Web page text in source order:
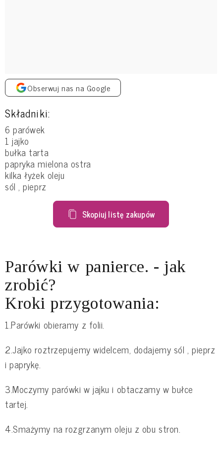
Obserwuj nas na Google
Składniki:
6 parówek
1 jajko
bułka tarta
papryka mielona ostra
kilka łyżek oleju
sól , pieprz
Skopiuj listę zakupów
Parówki w panierce. - jak
zrobić?
Kroki przygotowania:
1.Parówki obieramy z folii.
2.Jajko roztrzepujemy widelcem, dodajemy sól , pieprz
i paprykę.
3.Moczymy parówki w jajku i obtaczamy w bułce
tartej.
4.Smażymy na rozgrzanym oleju z obu stron.